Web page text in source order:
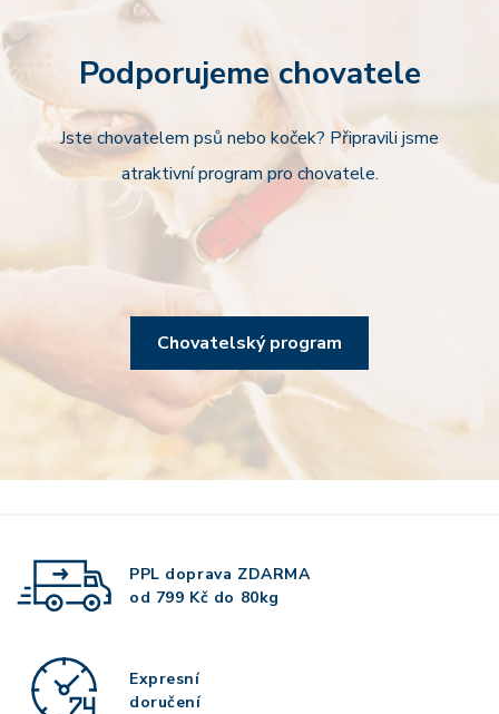
Podporujeme chovatele
Jste chovatelem psů nebo koček? Připravili jsme
atraktivní program pro chovatele.
Chovatelský program
PPL doprava ZDARMA
od 799 Kč do 80kg
Expresní
doručení